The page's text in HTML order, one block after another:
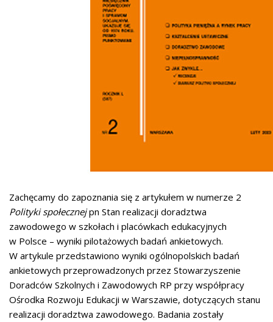
Zachęcamy do zapoznania się z artykułem w numerze 2
Polityki społecznejpn Stan realizacji doradztwa
zawodowego w szkołach i placówkach edukacyjnych
w Polsce – wyniki pilotażowych badań ankietowych.
W artykule przedstawiono wyniki ogólnopolskich badań
ankietowych przeprowadzonych przez Stowarzyszenie
Doradców Szkolnych i Zawodowych RP przy współpracy
Ośrodka Rozwoju Edukacji w Warszawie, dotyczących stanu
realizacji doradztwa zawodowego. Badania zostały